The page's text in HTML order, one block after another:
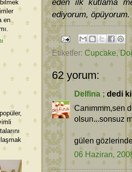
eden ilk kutlama
ediyorum, öpüyorum.
Etiketler: Cupcake,
62 yorum:
Delfina ; dedi
Canımmm,sen
olsun...sonsuz
gülen
06 Haziran,
en